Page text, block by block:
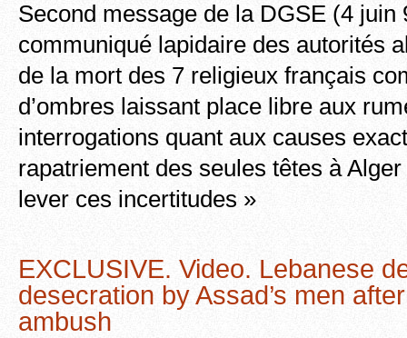
Second message de la DGSE (4
communiqué lapidaire des autorités
de la mort des 7 religieux français
d’ombres laissant place libre aux
interrogations quant aux causes
rapatriement des seules têtes à
lever ces incertitudes »
EXCLUSIVE. Video. Lebanese
desecration by Assad’s men
ambush